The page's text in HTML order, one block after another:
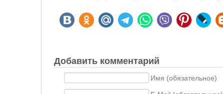
Добавить комментарий
Имя (обязательное)